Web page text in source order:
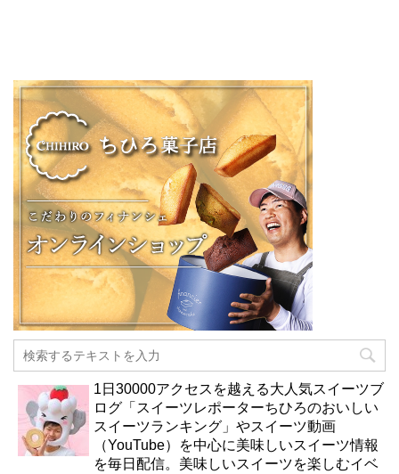
1日30000アクセスを越える大人気スイーツブ
ログ「スイーツレポーターちひろのおいしい
スイーツランキング」やスイーツ動画
（YouTube）を中心に美味しいスイーツ情報
を毎日配信。美味しいスイーツを楽しむイベ